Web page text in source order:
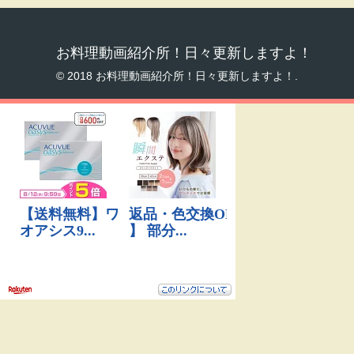
お料理動画紹介所！日々更新しますよ！
© 2018 お料理動画紹介所！日々更新しますよ！.